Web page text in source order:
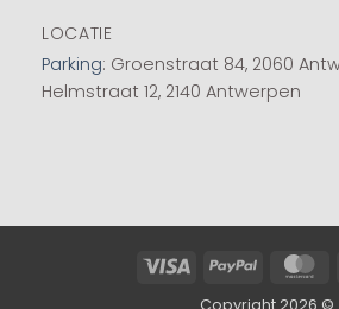
LOCATIE
Parking: Groenstraat 84, 2060
Helmstraat 12, 2140 Antwerpen
Visa PayPal
Copyright 2026 ©